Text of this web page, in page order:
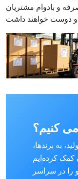
و بادوام مشتریان
کنیم؟
تولید، به برندها،
کمک کرده‌ایم
را در سراسر